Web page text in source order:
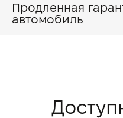
Продленная
автомобиль